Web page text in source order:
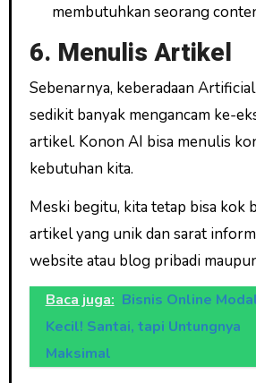
membutuhkan seorang
6. Menulis Artikel
Sebenarnya, keberadaan
sedikit banyak mengancam ke-
artikel. Konon AI bisa menulis
kebutuhan kita.
Meski begitu, kita tetap bisa kok
artikel yang unik dan sarat
website atau blog pribadi
Baca juga: Bisnis Online
Kecil! Santai, tapi Untungnya
Maksimal